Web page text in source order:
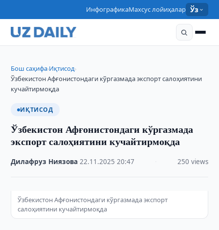
ИнфографикаМахсус лойиҳалар Ўз
Бош саҳифа›Иқтисод›
Ўзбекистон Афғонистондаги кўргазмада экспорт салоҳиятини
кучайтирмоқда
ИҚТИСОД
Ўзбекистон Афғонистондаги кўргазмада
экспорт салоҳиятини кучайтирмоқда
Дилафруз Ниязова ·22.11.2025 ·20:47 250 views
Ўзбекистон Афғонистондаги кўргазмада экспорт
салоҳиятини кучайтирмоқда